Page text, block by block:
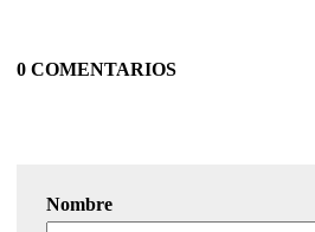
0 COMENTARIOS
Nombre